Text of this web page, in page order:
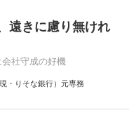
きに慮り無けれ
社守成の好機
・りそな銀行）元専務